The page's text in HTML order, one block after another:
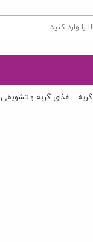
گربه غذای گربه و تشویقی